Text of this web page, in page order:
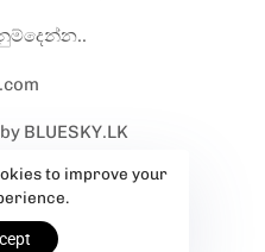
BLUESKY.LK
to improve your